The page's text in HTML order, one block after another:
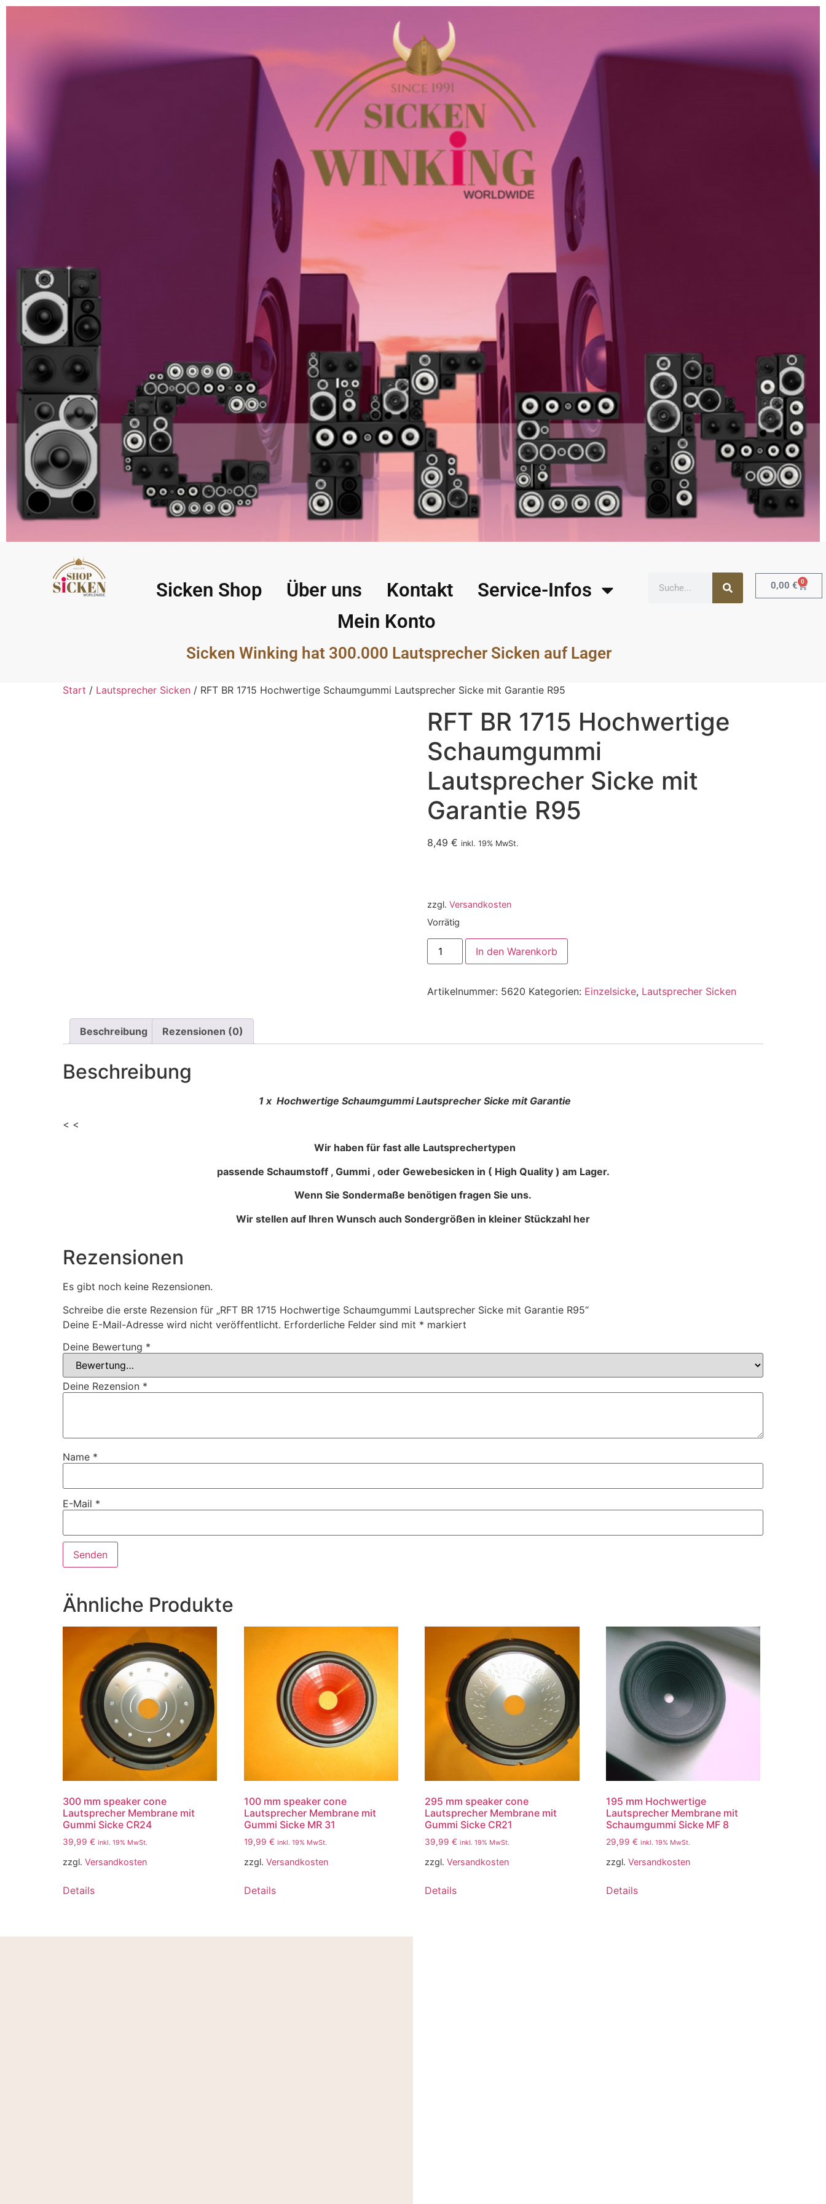
Sicken Shop Über uns Kontakt
Service-Infos
Mein Konto
Sicken Winking hat 300.000 Lautsprecher Sicken auf Lager
0,00 € 0
Start / Lautsprecher Sicken / RFT BR 1715 Hochwertige Schaumgummi Lautsprecher Sicke mit Garantie R95
RFT BR 1715 Hochwertige
Schaumgummi
Lautsprecher Sicke mit
Garantie R95
8,49 € inkl. 19% MwSt.
zzgl. Versandkosten
Vorrätig
In den Warenkorb
Artikelnummer: 5620 Kategorien: Einzelsicke, Lautsprecher Sicken
Beschreibung Rezensionen (0)
Beschreibung
1 x Hochwertige Schaumgummi Lautsprecher Sicke mit Garantie
< <
Wir haben für fast alle Lautsprechertypen
passende Schaumstoff , Gummi , oder Gewebesicken in ( High Quality ) am Lager.
Wenn Sie Sondermaße benötigen fragen Sie uns.
Wir stellen auf Ihren Wunsch auch Sondergrößen in kleiner Stückzahl her
Rezensionen
Es gibt noch keine Rezensionen.
Schreibe die erste Rezension für „RFT BR 1715 Hochwertige Schaumgummi Lautsprecher Sicke mit Garantie R95“
Deine E-Mail-Adresse wird nicht veröffentlicht. Erforderliche Felder sind mit * markiert
Deine Bewertung *
Deine Rezension *
Name *
E-Mail *
Ähnliche Produkte
300 mm speaker cone
Lautsprecher Membrane mit
Gummi Sicke CR24
39,99 € inkl. 19% MwSt.
zzgl. Versandkosten
Details
100 mm speaker cone
Lautsprecher Membrane mit
Gummi Sicke MR 31
19,99 € inkl. 19% MwSt.
zzgl. Versandkosten
Details
295 mm speaker cone
Lautsprecher Membrane mit
Gummi Sicke CR21
39,99€ inkl. 19% MwSt.
zzgl.Versandkosten
Details
195 mm Hochwertige
Lautsprecher Membrane mit
Schaumgummi Sicke MF 8
29,99€ inkl. 19% MwSt.
zzgl.Versandkosten
Details